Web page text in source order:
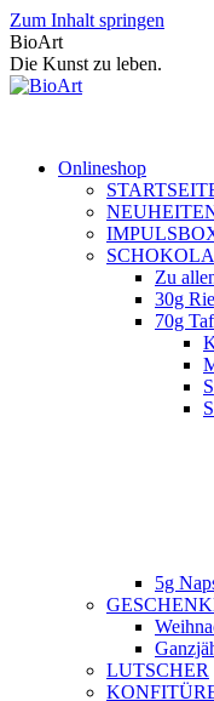
Zum Inhalt springen
BioArt
Die Kunst zu leben.
Onlineshop
Zu
30g
70g
5g
LUTSCHER